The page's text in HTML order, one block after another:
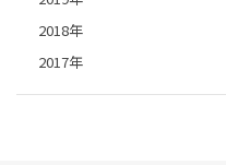
2018年
2017年